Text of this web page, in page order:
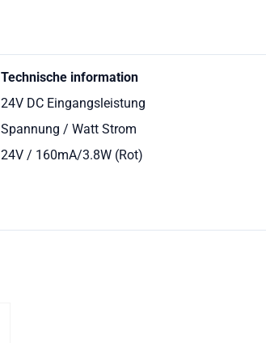
Technische information
24V DC Eingangsleistung
Spannung / Watt Strom
24V / 160mA/3.8W (Rot)